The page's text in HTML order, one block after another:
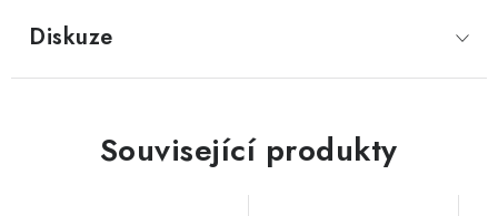
Diskuze
Související produkty